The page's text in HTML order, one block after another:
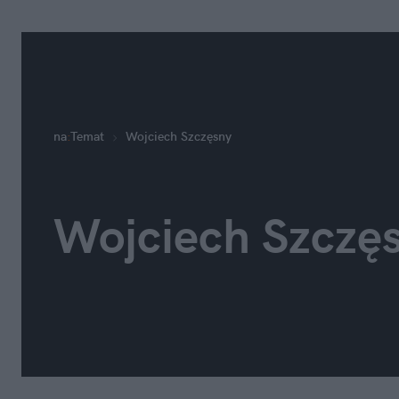
na:Temat Wojciech Szczęsny
Wojciech